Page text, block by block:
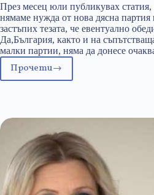
През месец юли публикувах статия,
нямаме нужда от нова дясна
застъпих тезата, че евентуално
Да,България, както и на
малки партии, няма да донесе
ПрочетиНеудобните
дъгата